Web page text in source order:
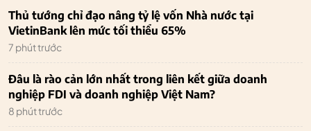
Thủ tướng chỉ đạo nâng tỷ lệ vốn Nhà nước tại
VietinBank lên mức tối thiểu 65%
7 phút trước
Đâu là rào cản lớn nhất trong liên kết giữa doanh
nghiệp FDI và doanh nghiệp Việt Nam?
8 phút trước